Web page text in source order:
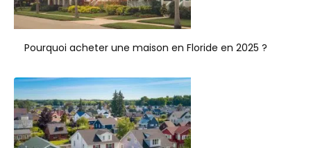
Pourquoi acheter une maison en Floride en 2025 ?